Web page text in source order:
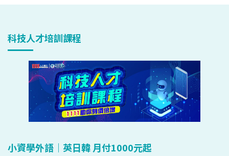
科技人才培訓課程
小資學外語｜英日韓 月付1000元起